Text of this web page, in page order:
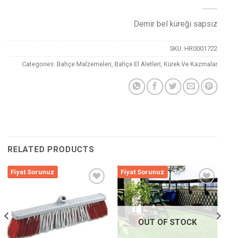
Demir bel küreği sapsız
SKU: HR0001722
Categories: Bahçe Malzemeleri, Bahçe El Aletleri, Kürek Ve Kazmalar
RELATED PRODUCTS
Fiyat Sorunuz
Listeme
Ekle
Fiyat Sorunuz
Listeme
Ekle
OUT OF STOCK